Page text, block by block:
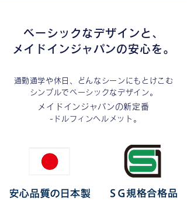
ベーシックなデザインと、
​メイドインジャパンの安心を。
通勤通学や休日、どんなシーンにもとけこむ
シンプルでベーシックなデザイン。
メイドインジャパンの新定番
-ドルフィンヘルメット。